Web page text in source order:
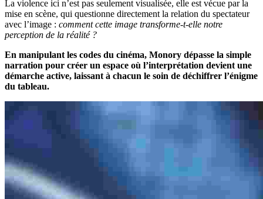
La violence ici n’est pas seulement visualisée, elle est vécue par la
mise en scène, qui questionne directement la relation du spectateur
avec l’image : comment cette image transforme-t-elle notre
perception de la réalité ?
En manipulant les codes du cinéma, Monory dépasse la simple
narration pour créer un espace où l’interprétation devient une
démarche active, laissant à chacun le soin de déchiffrer l’énigme
du tableau.